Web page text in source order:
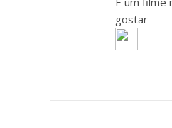
gostar